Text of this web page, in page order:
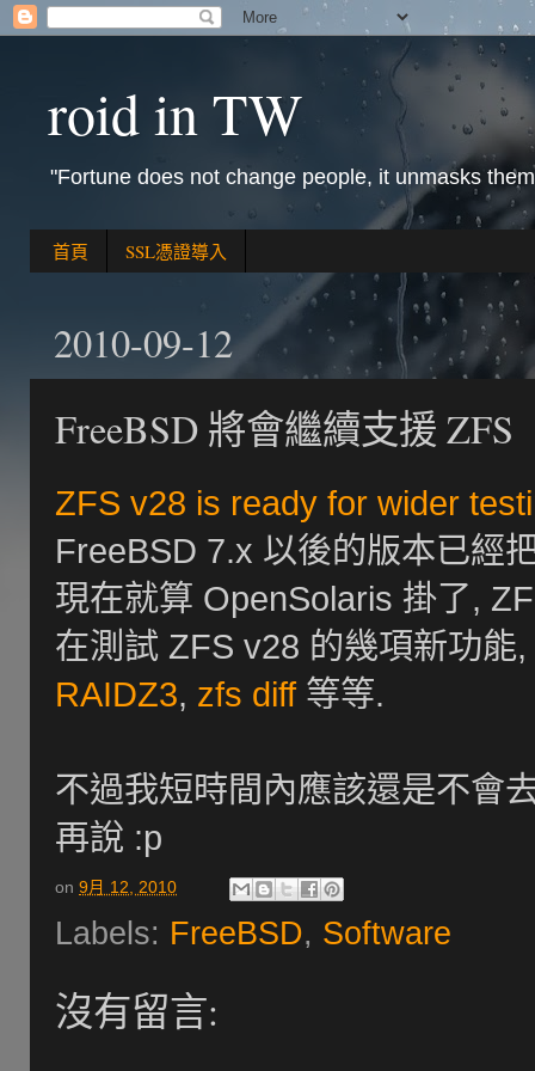
roid in TW
"Fortune does not change people, it unmasks
首頁 SSL憑證導入
2010-09-12
FreeBSD 將會繼續支援 ZFS
ZFS v28 is ready for wider
FreeBSD 7.x 以後的版本已經
現在就算 OpenSolaris 掛了,
在測試 ZFS v28 的幾項新功能
RAIDZ3, zfs diff 等等.
不過我短時間內應該還是不會
再說 :p
on 9月 12, 2010
Labels: FreeBSD, Software
沒有留言: